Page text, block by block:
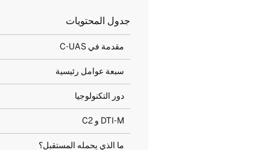
جدول المحتويات
مقدمة في C-UAS
سبعة عوامل رئيسية
دور التكنولوجيا
DTI-M و C2
ما الذي يحمله المستقبل؟